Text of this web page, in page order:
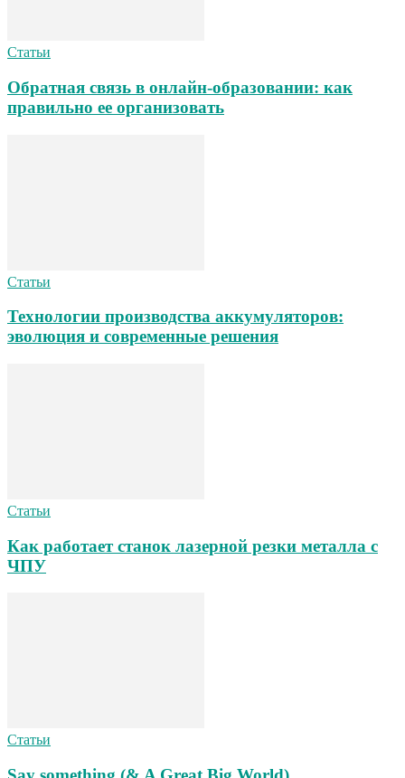
Статьи
Обратная связь в онлайн-образовании: как
правильно ее организовать
Статьи
Технологии производства аккумуляторов:
эволюция и современные решения
Статьи
Как работает станок лазерной резки металла с
ЧПУ
Статьи